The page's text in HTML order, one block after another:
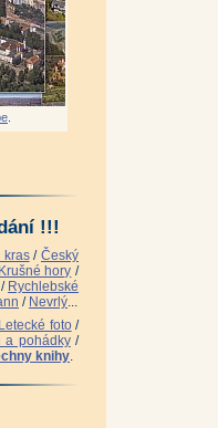
|
!!!
kras/ Český
Krušné hory /
/ Rychlebské
/ Nevrlý...
Letecké foto/
a pohádky/
knihy.